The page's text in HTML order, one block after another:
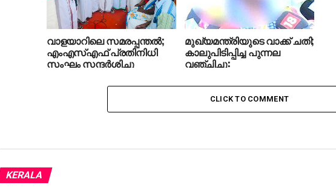
വാളയാറിലെ സമരപ്പന്തല്‍;
എംഎസ്എഫ് പ്രതിനിധി
സംഘം സന്ദര്‍ശിച്ചു
മുഖ്യമന്ത്രിയുടെ വാക്ക് ചതി;
കാലുപിടിപ്പിച്ച പുന്നല
വഞ്ചിച്ചു:
വാളയാറിലെ അമ്മ
CLICK TO COMMENT
KERALA